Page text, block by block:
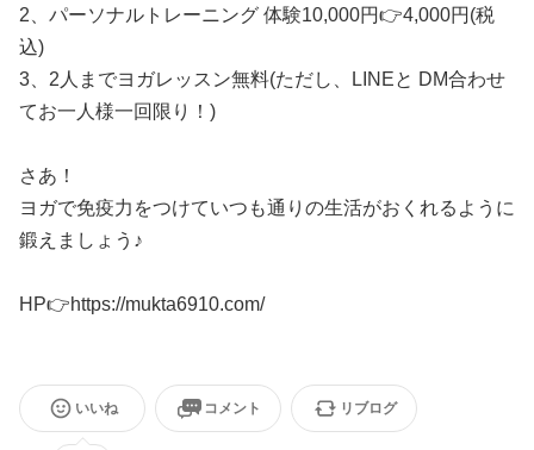
2、パーソナルトレーニング 体験10,000円👉4,000円(税
込)
3、2人までヨガレッスン無料(ただし、LINEと DM合わせ
てお一人様一回限り！)
さあ！
ヨガで免疫力をつけていつも通りの生活がおくれるように
鍛えましょう♪
HP👉https://mukta6910.com/
いいね コメント リブログ